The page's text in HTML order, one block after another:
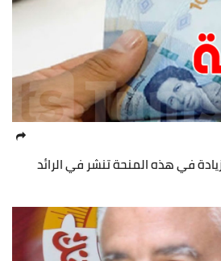
في هذه المنحة تنشر في الرائد